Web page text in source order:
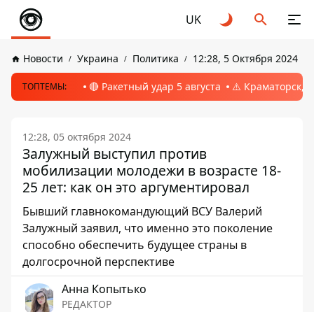
UK
Новости Украина Политика 12:28, 5 Октября 2024
ТОПТЕМЫ: 🔴 Ракетный удар 5 августа ⚠️ Краматорск,
12:28, 05 октября 2024
Залужный выступил против
мобилизации молодежи в возрасте 18-
25 лет: как он это аргументировал
Бывший главнокомандующий ВСУ Валерий
Залужный заявил, что именно это поколение
способно обеспечить будущее страны в
долгосрочной перспективе
Анна Копытько
РЕДАКТОР